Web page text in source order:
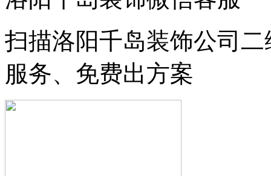
扫描洛阳千岛装饰公司
服务、免费出方案